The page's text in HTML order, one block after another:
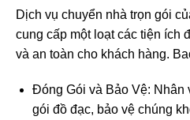
Dịch vụ chuyển nhà trọn gói
cung cấp một loạt các tiện ích
và an toàn cho khách hàng.
Đóng Gói và Bảo Vệ: Nhân
gói đồ đạc, bảo vệ chúng